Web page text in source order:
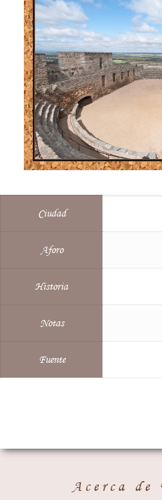
Ciudad
Aforo
Historia
Notas
Fuente
Acerca de